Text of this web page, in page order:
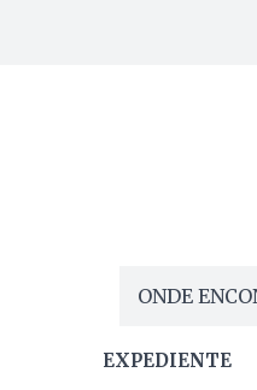
ONDE
EXPEDIENTE